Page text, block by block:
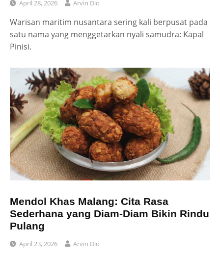
April 28, 2026 Arvin Dio
Warisan maritim nusantara sering kali berpusat pada
satu nama yang menggetarkan nyali samudra: Kapal
Pinisi.
Mendol Khas Malang: Cita Rasa
Sederhana yang Diam-Diam Bikin Rindu
Pulang
April 23, 2026 Arvin Dio